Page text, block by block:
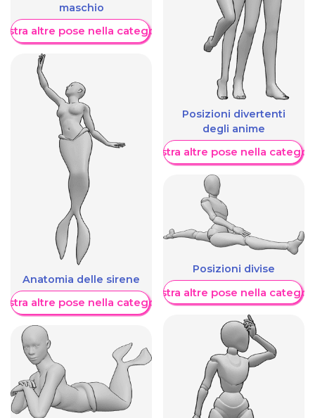
maschio
altre pose nella categoria
Anatomia delle sirene
altre pose nella categoria
Posizioni divertenti
degli anime
Mostra altre pose nella
Posizioni divise
Mostra altre pose nella